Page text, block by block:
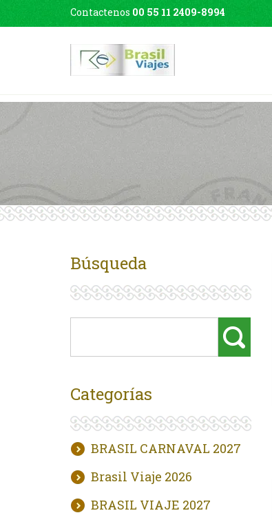
Contactenos 00 55 11 2409-8994
Búsqueda
Categorías
BRASIL CARNAVAL 2027
Brasil Viaje 2026
BRASIL VIAJE 2027